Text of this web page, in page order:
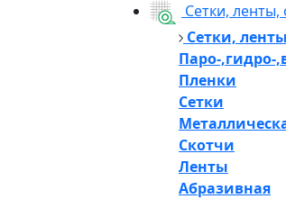
Сетки, ленты,
Сетки,
Паро-,гидро-
Пленки
Сетки
Скотчи
Ленты
Абразивная